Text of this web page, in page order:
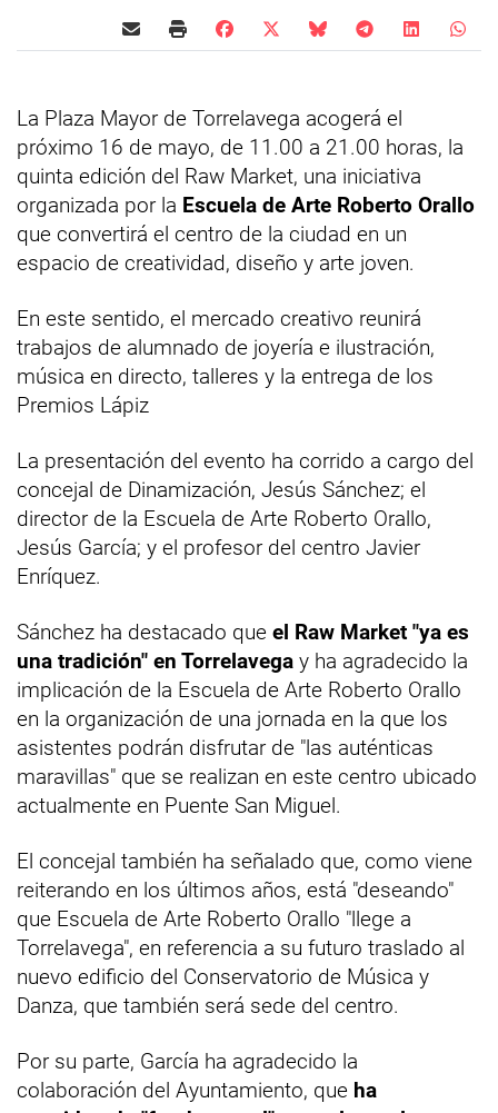
La Plaza Mayor de Torrelavega acogerá el
próximo 16 de mayo, de 11.00 a 21.00 horas, la
quinta edición del Raw Market, una iniciativa
organizada por la Escuela de Arte Roberto Orallo
que convertirá el centro de la ciudad en un
espacio de creatividad, diseño y arte joven.
En este sentido, el mercado creativo reunirá
trabajos de alumnado de joyería e ilustración,
música en directo, talleres y la entrega de los
Premios Lápiz
La presentación del evento ha corrido a cargo del
concejal de Dinamización, Jesús Sánchez; el
director de la Escuela de Arte Roberto Orallo,
Jesús García; y el profesor del centro Javier
Enríquez.
Sánchez ha destacado que el Raw Market "ya es
una tradición" en Torrelavega y ha agradecido la
implicación de la Escuela de Arte Roberto Orallo
en la organización de una jornada en la que los
asistentes podrán disfrutar de "las auténticas
maravillas" que se realizan en este centro ubicado
actualmente en Puente San Miguel.
El concejal también ha señalado que, como viene
reiterando en los últimos años, está "deseando"
que Escuela de Arte Roberto Orallo "llege a
Torrelavega", en referencia a su futuro traslado al
nuevo edificio del Conservatorio de Música y
Danza, que también será sede del centro.
Por su parte, García ha agradecido la
colaboración del Ayuntamiento, que ha